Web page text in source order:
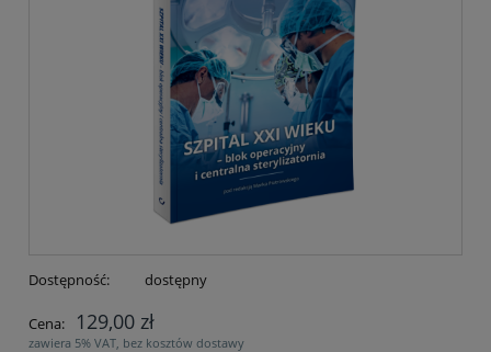
Dostępność: dostępny
Cena: 129,00 zł
zawiera 5% VAT, bez kosztów dostawy